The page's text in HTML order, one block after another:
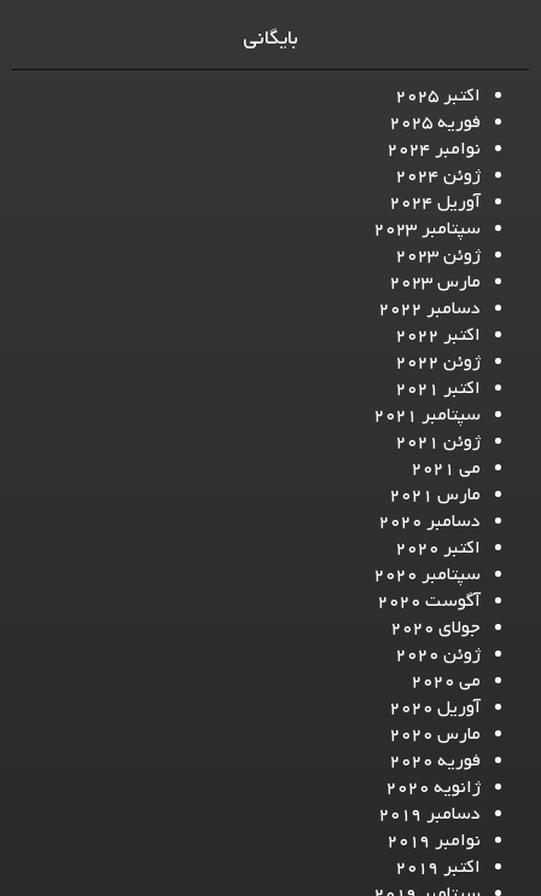
بایگانی
اکتبر 2025
فوریه 2025
نوامبر 2024
ژوئن 2024
آوریل 2024
سپتامبر 2023
ژوئن 2023
مارس 2023
دسامبر 2022
اکتبر 2022
ژوئن 2022
اکتبر 2021
سپتامبر 2021
ژوئن 2021
می 2021
مارس 2021
دسامبر 2020
اکتبر 2020
سپتامبر 2020
آگوست 2020
جولای 2020
ژوئن 2020
می 2020
آوریل 2020
مارس 2020
فوریه 2020
ژانویه 2020
دسامبر 2019
نوامبر 2019
اکتبر 2019